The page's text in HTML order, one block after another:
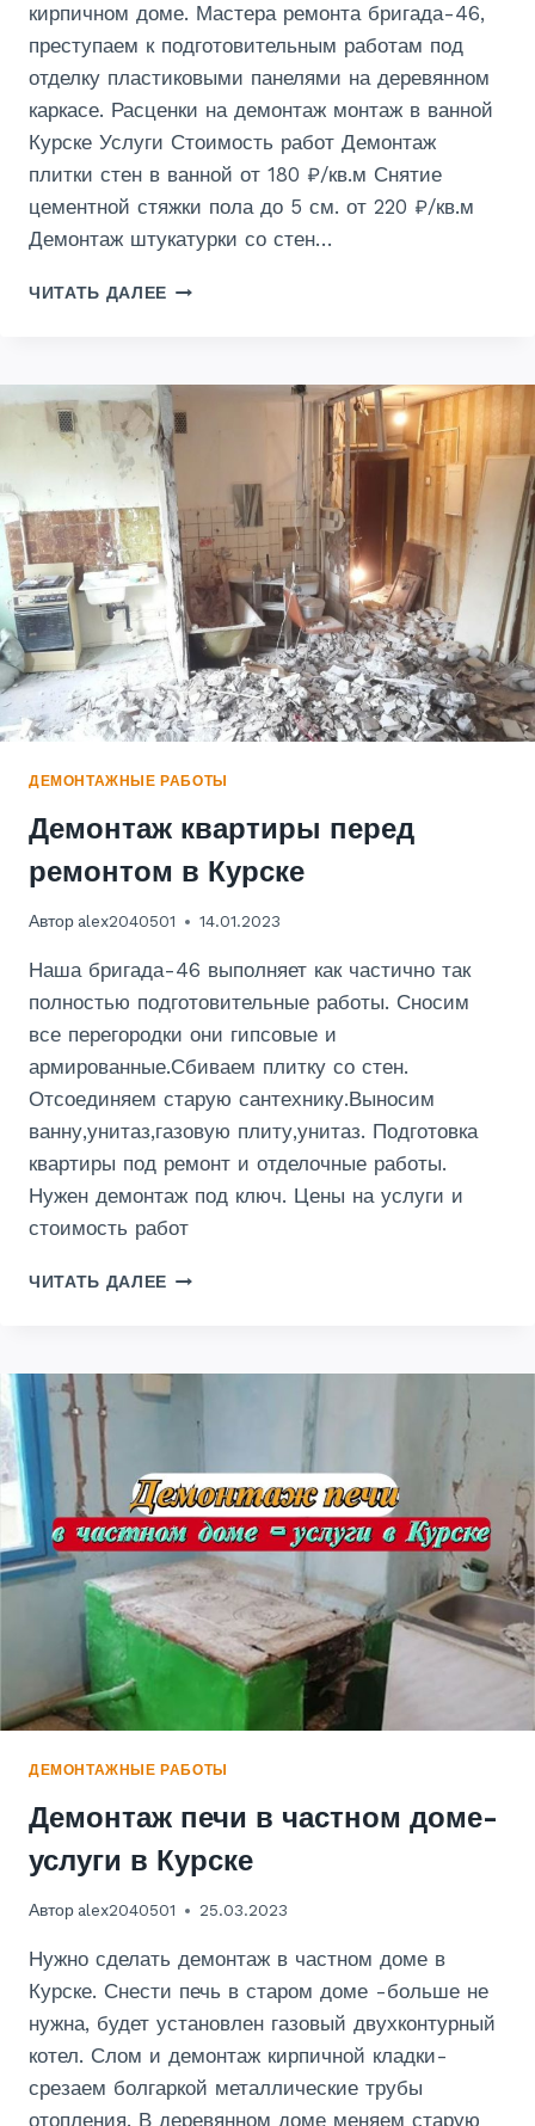
кирпичном доме. Мастера ремонта бригада-46,
преступаем к подготовительным работам под
отделку пластиковыми панелями на деревянном
каркасе. Расценки на демонтаж монтаж в ванной
Курске Услуги Стоимость работ Демонтаж
плитки стен в ванной от 180 ₽/кв.м Снятие
цементной стяжки пола до 5 см. от 220 ₽/кв.м
Демонтаж штукатурки со стен…
ЧИТАТЬ ДАЛЕЕ РЕМОНТ
В
КУРСКЕ
ДЕМОНТАЖНЫЕ РАБОТЫ
Демонтаж квартиры перед
ремонтом в Курске
Автор alex2040501 14.01.2023
Наша бригада-46 выполняет как частично так
полностью подготовительные работы. Сносим
все перегородки они гипсовые и
армированные.Сбиваем плитку со стен.
Отсоединяем старую сантехнику.Выносим
ванну,унитаз,газовую плиту,унитаз. Подготовка
квартиры под ремонт и отделочные работы.
Нужен демонтаж под ключ. Цены на услуги и
стоимость работ
ЧИТАТЬ ДАЛЕЕ ДЕМОНТАЖ
В
КУРСКЕ
ДЕМОНТАЖНЫЕ РАБОТЫ
Демонтаж печи в частном доме-
услуги в Курске
Автор alex2040501 25.03.2023
Нужно сделать демонтаж в частном доме в
Курске. Снести печь в старом доме -больше не
нужна, будет установлен газовый двухконтурный
котел. Слом и демонтаж кирпичной кладки-
срезаем болгаркой металлические трубы
отопления. В деревянном доме меняем старую